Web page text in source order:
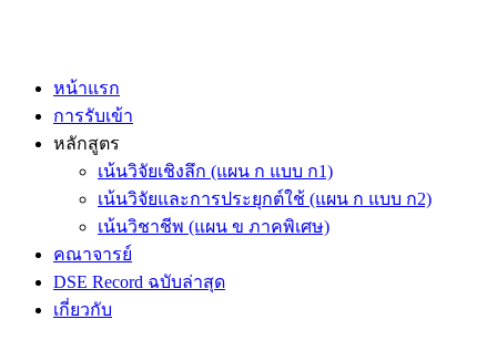
หน้าแรก
การรับเข้า
หลักสูตร
เน้นวิจัยเชิงลึก (แผน ก แบบ ก1)
เน้นวิจัยและการประยุกต์ใช้ (แผน ก แบบ ก2)
เน้นวิชาชีพ (แผน ข ภาคพิเศษ)
คณาจารย์
DSE Record ฉบับล่าสุด
เกี่ยวกับ